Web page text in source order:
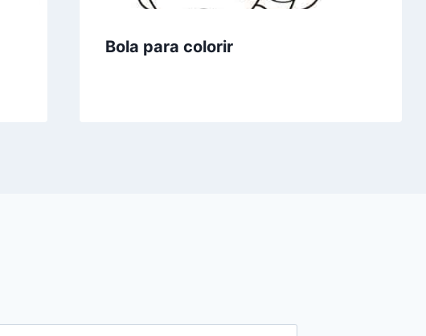
Bola para colorir